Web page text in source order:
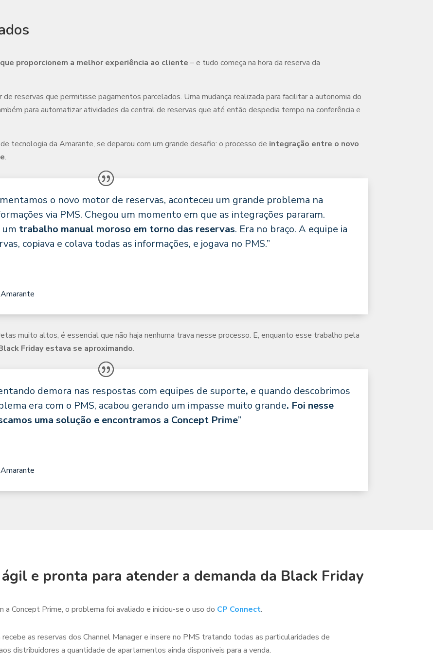
proporcionem a melhor experiência ao cliente – e tudo começa na hora da reserva da
reservas que permitisse pagamentos parcelados. Uma mudança realizada para facilitar a autonomia do
para automatizar atividades da central de reservas que até então despedia tempo na conferência e
tecnologia da Amarante, se deparou com um grande desafio: o processo de integração entre o novo
.
o novo motor de reservas, aconteceu um grande problema na
via PMS. Chegou um momento em que as integrações pararam.
trabalho manual moroso em torno das reservas. Era no braço. A equipe ia
copiava e colava todas as informações, e jogava no PMS.”
Amarante
muito altos, é essencial que não haja nenhuma trava nesse processo. E, enquanto esse trabalho pela
Friday estava se aproximando.
demora nas respostas com equipes de suporte, e quando descobrimos
era com o PMS, acabou gerando um impasse muito grande. Foi nesse
uma solução e encontramos a Concept Prime”
Amarante
e pronta para atender a demanda da Black Friday
Concept Prime, o problema foi avaliado e iniciou-se o uso do CP Connect.
as reservas dos Channel Manager e insere no PMS tratando todas as particularidades de
distribuidores a quantidade de apartamentos ainda disponíveis para a venda.